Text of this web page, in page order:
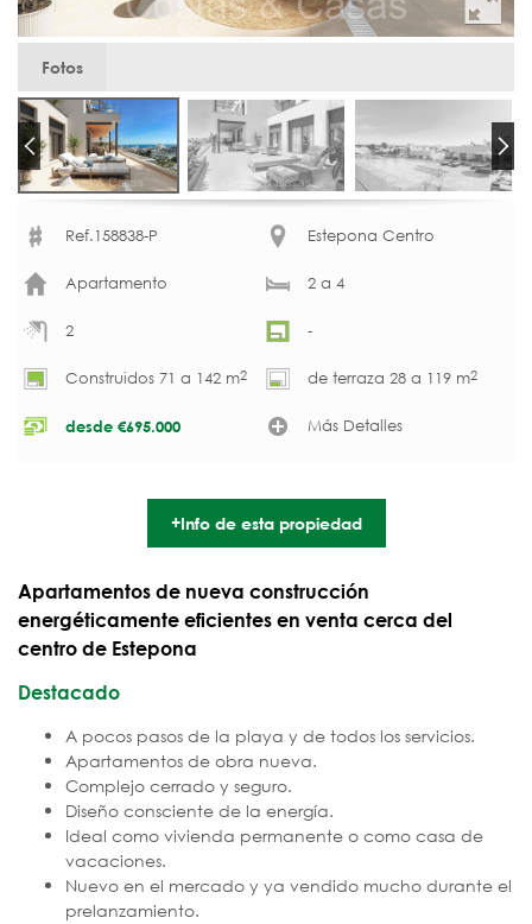
Fotos
Ref.158838-P Estepona Centro
Apartamento 2 a 4
2 -
Construidos 71 a 142 m2 de terraza 28 a 119 m2
desde €695.000 Más Detalles
+Info de esta propiedad
Apartamentos de nueva construcción
energéticamente eficientes en venta cerca del
centro de Estepona
Destacado
A pocos pasos de la playa y de todos los servicios.
Apartamentos de obra nueva.
Complejo cerrado y seguro.
Diseño consciente de la energía.
Ideal como vivienda permanente o como casa de
vacaciones.
Nuevo en el mercado y ya vendido mucho durante el
prelanzamiento.